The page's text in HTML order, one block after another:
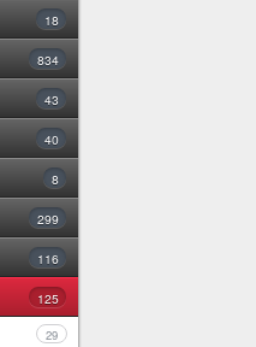
18
834
43
40
8
299
116
125
29